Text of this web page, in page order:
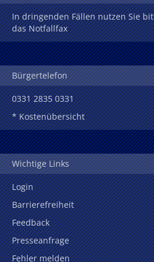
In dringenden Fällen nutzen Sie
das Notfallfax
Bürgertelefon
0331 2835 0331
* Kostenübersicht
Wichtige Links
Login
Barrierefreiheit
Feedback
Presseanfrage
Fehler melden